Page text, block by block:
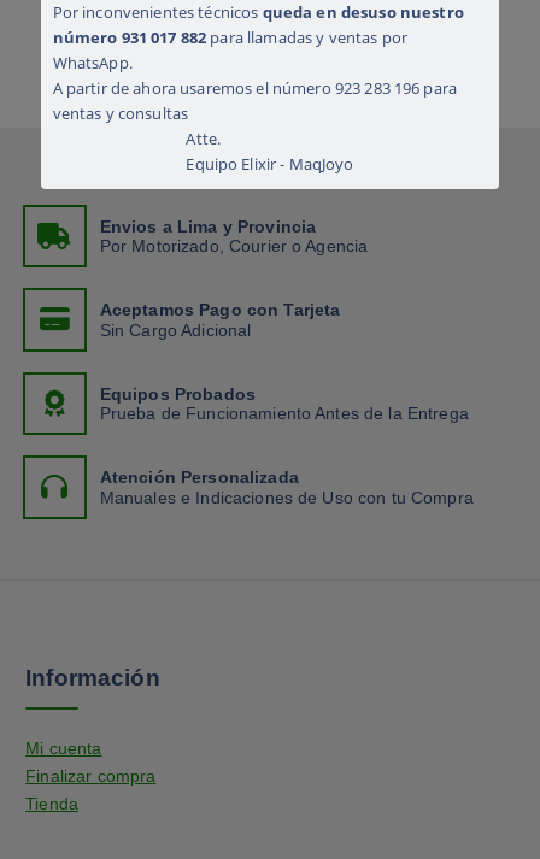
Envios a Lima y Provincia
Por Motorizado, Courier o Agencia
Aceptamos Pago con Tarjeta
Sin Cargo Adicional
Equipos Probados
Prueba de Funcionamiento Antes de la Entrega
Atención Personalizada
Manuales e Indicaciones de Uso con tu Compra
Información
Mi cuenta
Finalizar compra
Tienda
Por inconvenientes técnicos queda en desuso nuestro
número 931 017 882 para llamadas y ventas por
WhatsApp.
A partir de ahora usaremos el número 923 283 196 para
ventas y consultas
Atte.
Equipo Elixir - MaqJoyo